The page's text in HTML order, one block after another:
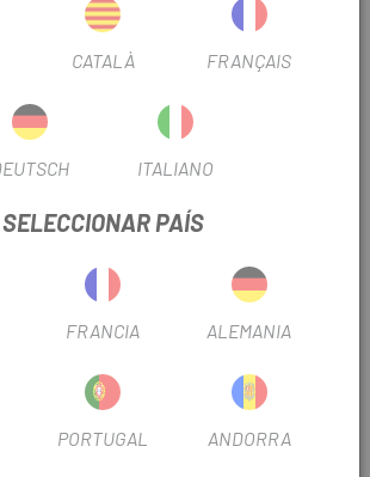
Watts Lube un aceite recomendado para
para condiciones extremas de agua.
biodegradable que prescinde de
lo que nos permite aportar nuestro
mantener un planeta más "verde".
aspecto muy llamativo, su color rosa y su
de desarrollo y testado en las mejores
mundo por los equipos profesionales
y el X-Sauce Factory Team, la empresa
disposición de los usuarios un aceite
CATALÀ FRANÇAIS
ITALIANO
SELECCIONAR PAÍS
FRANCIA ALEMANIA
PORTUGAL ANDORRA